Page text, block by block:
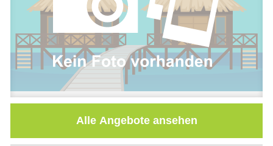
Alle Angebote ansehen